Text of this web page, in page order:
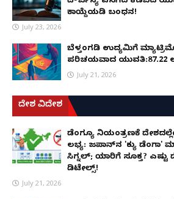
ಕಾಯ್ದೆಯಡಿ ಬಂಧನ!
July 23, 2026
ಬೆಳ್ತಂಗಡಿ ಉದ್ಯಮಿಗೆ
ಪರಿಚಯವಾದ ಯುವತಿ:87.22
July 21, 2026
ದೇಶ ವಿದೇಶ
ಡೆಂಗ್ಯೂ ನಿಯಂತ್ರಣಕ್ಕೆ
ಲಭ್ಯ: ಜಪಾನ್‌ನ 'ಕ್ಯು ಡೆಂಗಾ'
ಸಿಗ್ನಲ್; ಯಾರಿಗೆ ಸೂಕ್ತ?
ಡಿಟೇಲ್ಸ್!
July 21, 2026